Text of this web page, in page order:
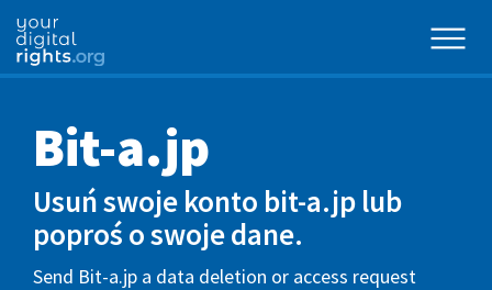
Bit-a.jp
Usuń swoje konto bit-a.jp lub
poproś o swoje dane.
Send Bit-a.jp a data deletion or access request